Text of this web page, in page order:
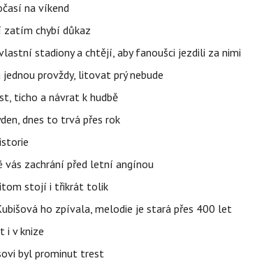
na víkend
chybí důkaz
stadiony a chtějí, aby fanoušci jezdili za nimi
provždy, litovat prý nebude
ticho a návrat k hudbě
dnes to trvá přes rok
vás zachrání před letní angínou
stojí i třikrát tolik
ho zpívala, melodie je stará přes 400 let
i v knize
byl prominut trest